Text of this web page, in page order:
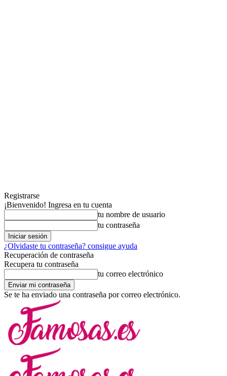
Registrarse
¡Bienvenido! Ingresa en tu cuenta
tu nombre de usuario
tu contraseña
¿Olvidaste tu contraseña? consigue ayuda
Recuperación de contraseña
Recupera tu contraseña
tu correo electrónico
Se te ha enviado una contraseña por correo electrónico.